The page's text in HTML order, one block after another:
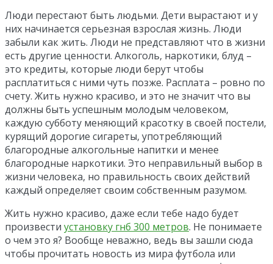
Люди перестают быть людьми. Дети вырастают и у
них начинается серьезная взрослая жизнь. Люди
забыли как жить. Люди не представляют что в жизни
есть другие ценности. Алкоголь, наркотики, блуд –
это кредиты, которые люди берут чтобы
расплатиться с ними чуть позже. Расплата – ровно по
счету. Жить нужно красиво, и это не значит что вы
должны быть успешным молодым человеком,
каждую субботу меняющий красотку в своей постели,
курящий дорогие сигареты, употребляющий
благородные алкогольные напитки и менее
благородные наркотики. Это неправильный выбор в
жизни человека, но правильность своих действий
каждый определяет своим собственным разумом.
Жить нужно красиво, даже если тебе надо будет
произвести установку гнб 300 метров. Не понимаете
о чем это я? Вообще неважно, ведь вы зашли сюда
чтобы прочитать новость из мира футбола или